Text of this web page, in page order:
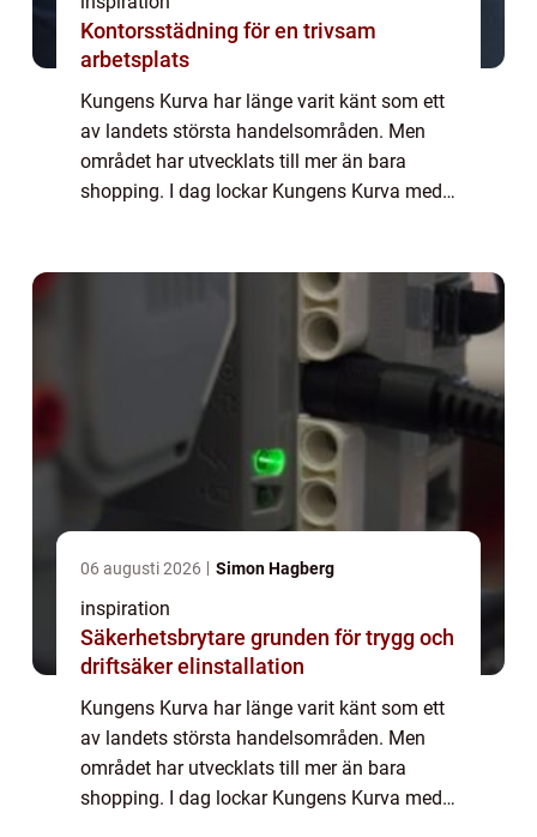
Kontorsstädning för en trivsam
arbetsplats
Kungens Kurva har länge varit känt som ett
av landets största handelsområden. Men
området har utvecklats till mer än bara
shopping. I dag lockar Kungens Kurva med
06 augusti 2026 Simon Hagberg
inspiration
Säkerhetsbrytare grunden för trygg och
driftsäker elinstallation
Kungens Kurva har länge varit känt som ett
av landets största handelsområden. Men
området har utvecklats till mer än bara
shopping. I dag lockar Kungens Kurva med